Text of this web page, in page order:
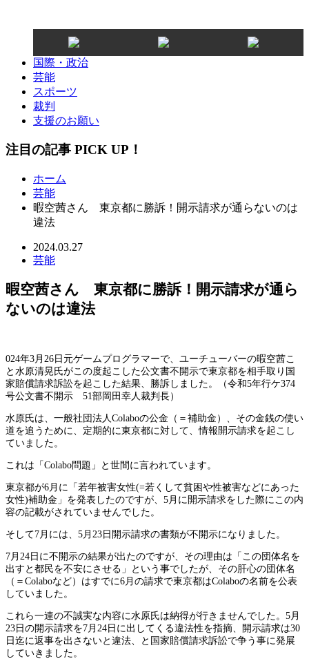
国際・政治
芸能
スポーツ
裁判
支援のお願い
注目の記事 PICK UP！
ホーム
芸能
暇空茜さん 東京都に勝訴！開示請求が通らないのは
違法
2024.03.27
芸能
暇空茜さん 東京都に勝訴！開示請求が通ら
ないのは違法
024年3月26日元ゲームプログラマーで、ユーチューバーの暇空茜こ
と水原清晃氏がこの度起こした公文書不開示で東京都を相手取り国
家賠償請求訴訟を起こした結果、勝訴しました。（令和5年行ケ374
号公文書不開示 51部岡田幸人裁判長）
水原氏は、一般社団法人Colaboの公金（＝補助金）、その金銭の使い
道を追うために、定期的に東京都に対して、情報開示請求を起こし
ていました。
これは「Colabo問題」と世間に言われています。
東京都が6月に「若年被害女性(=若くして貧困や性被害などにあった
女性)補助金」を発表したのですが、5月に開示請求をした際にこの内
容の記載がされていませんでした。
そして7月には、5月23日開示請求の書類が不開示になりました。
7月24日に不開示の結果が出たのですが、その理由は「この団体名を
出すと都民を不安にさせる」という事でしたが、その肝心の団体名
（＝Colaboなど）はすでに6月の請求で東京都はColaboの名前を公表
していました。
これら一連の不誠実な内容に水原氏は納得が行きませんでした。5月
23日の開示請求を7月24日に出してくる違法性を指摘、開示請求は30
日迄に返事を出さないと違法、と国家賠償請求訴訟で争う事に発展
していきました。